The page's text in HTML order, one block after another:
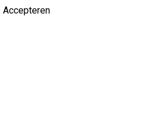
Accepteren